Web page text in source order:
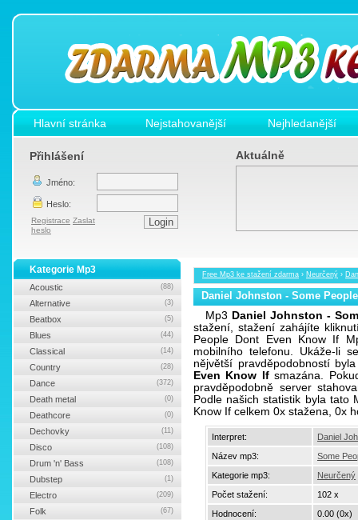
Hlavní stránka Nejstahovanější Nejhledanější
Přihlášení
Jméno:
Heslo:
Registrace Zaslat
heslo
Aktuálně
Free Mp3 ke stažení zdarma › Neurčený ›
Daniel Johnston - Some
Mp3 Daniel Johnston -
stažení, stažení zahájíte
People Dont Even Know If
mobilního telefonu. Ukáže-li
nějvětší pravděpodobností
Even Know Ifsmazána.
pravděpodobně server
Podle našich statistik byla tato
Know If celkem 0x stažena, 0x
Interpret:
Daniel
Název mp3:
Some
Kategorie mp3:
Neurčený
Počet stažení:
102 x
Hodnocení:
0.00 (0x)
Kategorie Mp3
Acoustic (88)
Alternative (3)
Beatbox (5)
Blues (44)
Classical (14)
Country (28)
Dance (372)
Death metal (0)
Deathcore (0)
Dechovky (11)
Disco (108)
Drum 'n' Bass (108)
Dubstep (1)
Electro (209)
Folk (67)